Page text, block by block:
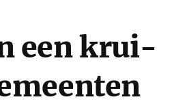
een krui-